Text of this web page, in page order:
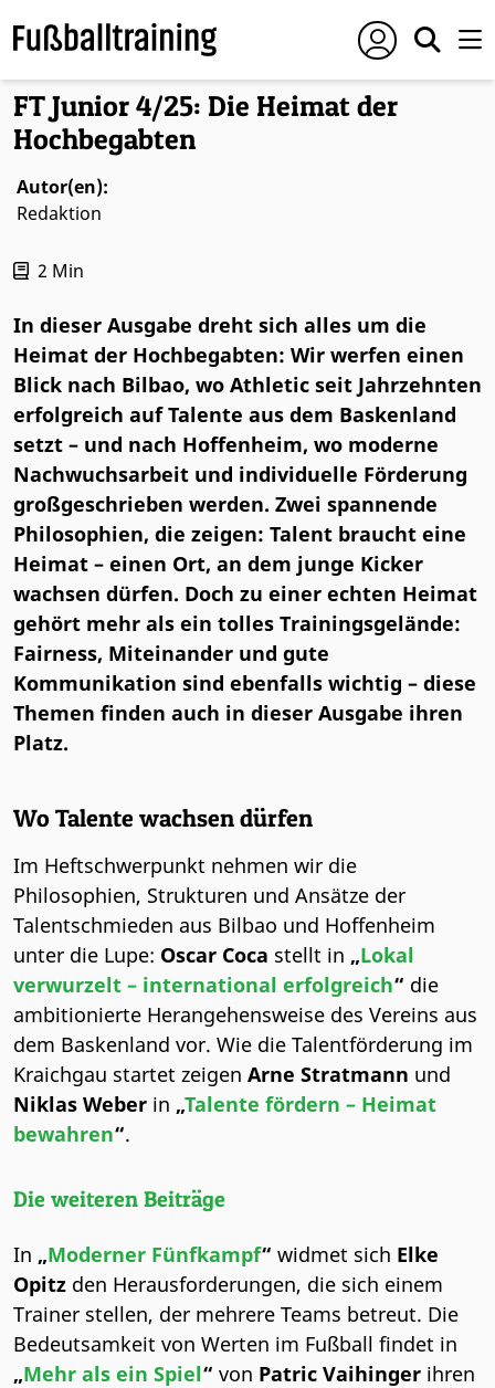
Foto: © philippka
FT Junior 4/25: Die Heimat der
Hochbegabten
Autor(en):
Redaktion
2 Min
In dieser Ausgabe dreht sich alles um die
Heimat der Hochbegabten: Wir werfen einen
Blick nach Bilbao, wo Athletic seit Jahrzehnten
erfolgreich auf Talente aus dem Baskenland
setzt – und nach Hoffenheim, wo moderne
Nachwuchsarbeit und individuelle Förderung
großgeschrieben werden. Zwei spannende
Philosophien, die zeigen: Talent braucht eine
Heimat – einen Ort, an dem junge Kicker
wachsen dürfen. Doch zu einer echten Heimat
gehört mehr als ein tolles Trainingsgelände:
Fairness, Miteinander und gute
Kommunikation sind ebenfalls wichtig – diese
Themen finden auch in dieser Ausgabe ihren
Platz.
Wo Talente wachsen dürfen
Im Heftschwerpunkt nehmen wir die
Philosophien, Strukturen und Ansätze der
Talentschmieden aus Bilbao und Hoffenheim
unter die Lupe: Oscar Coca stellt in „Lokal
verwurzelt – international erfolgreich“ die
ambitionierte Herangehensweise des Vereins aus
dem Baskenland vor. Wie die Talentförderung im
Kraichgau startet zeigen Arne Stratmann und
Niklas Weber in „Talente fördern – Heimat
bewahren“.
Die weiteren Beiträge
In „Moderner Fünfkampf“ widmet sich Elke
Opitz den Herausforderungen, die sich einem
Trainer stellen, der mehrere Teams betreut. Die
Bedeutsamkeit von Werten im Fußball findet in
„Mehr als ein Spiel“ von Patric Vaihinger ihren